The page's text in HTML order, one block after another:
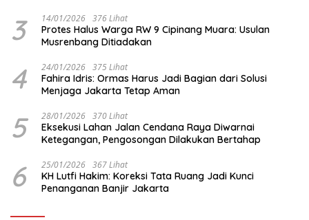
3 14/01/2026 376 Lihat
Protes Halus Warga RW 9 Cipinang Muara: Usulan
Musrenbang Ditiadakan
4 24/01/2026 375 Lihat
Fahira Idris: Ormas Harus Jadi Bagian dari Solusi
Menjaga Jakarta Tetap Aman
5 28/01/2026 370 Lihat
Eksekusi Lahan Jalan Cendana Raya Diwarnai
Ketegangan, Pengosongan Dilakukan Bertahap
6 25/01/2026 367 Lihat
KH Lutfi Hakim: Koreksi Tata Ruang Jadi Kunci
Penanganan Banjir Jakarta